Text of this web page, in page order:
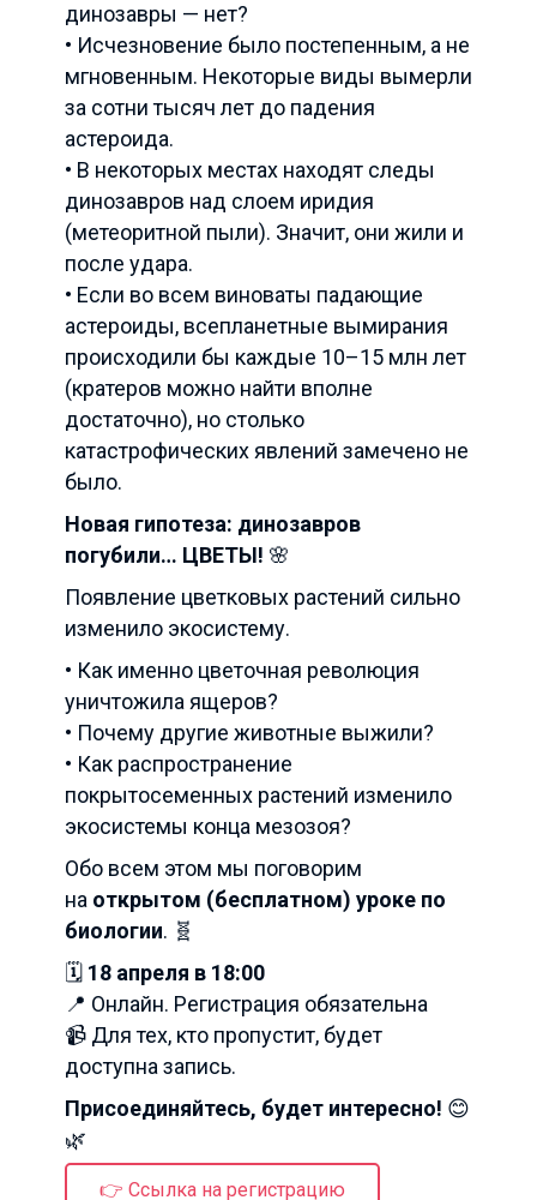
динозавры — нет?
• Исчезновение было постепенным, а не
мгновенным. Некоторые виды вымерли
за сотни тысяч лет до падения
астероида.
• В некоторых местах находят следы
динозавров над слоем иридия
(метеоритной пыли). Значит, они жили и
после удара.
• Если во всем виноваты падающие
астероиды, всепланетные вымирания
происходили бы каждые 10–15 млн лет
(кратеров можно найти вполне
достаточно), но столько
катастрофических явлений замечено не
было.
Новая гипотеза: динозавров
погубили… ЦВЕТЫ! 🌸
Появление цветковых растений сильно
изменило экосистему.
• Как именно цветочная революция
уничтожила ящеров?
• Почему другие животные выжили?
• Как распространение
покрытосеменных растений изменило
экосистемы конца мезозоя?
Обо всем этом мы поговорим
на открытом (бесплатном) уроке по
биологии. 🧬
🗓 18 апреля в 18:00
📍 Онлайн. Регистрация обязательна
📹 Для тех, кто пропустит, будет
доступна запись.
Присоединяйтесь, будет интересно! 😊
🌿
👉 Ссылка на регистрацию